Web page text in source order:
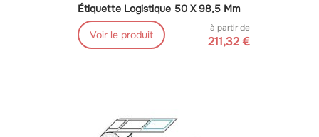
Étiquette Logistique 50 X 98,5 Mm
Voir le produit
à partir de
211,32 €